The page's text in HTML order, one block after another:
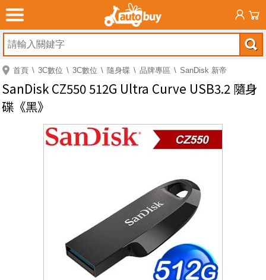
首頁 3C數位 3C數位 隨身碟 品牌專區 SanDisk 新帝
SanDisk CZ550 512G Ultra Curve USB3.2 隨身
碟《黑》